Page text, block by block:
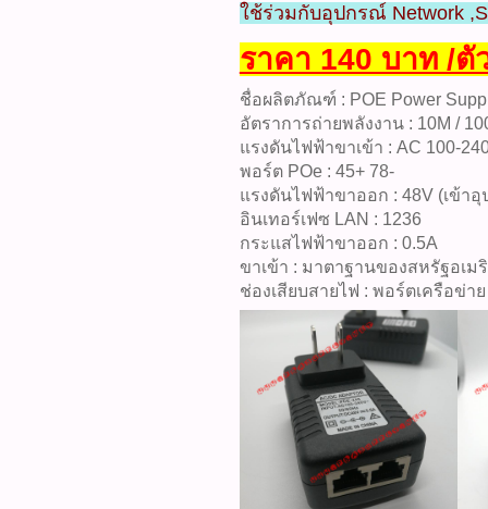
ใช้ร่วมกับอุปกรณ์ Network
ราคา 140 บาท /ตั
ชื่อผลิตภัณฑ์ : POE Power
อัตราการถ่ายพลังงาน : 10M /
แรงดันไฟฟ้าขาเข้า : AC 100-
พอร์ต POe : 45+ 78-
แรงดันไฟฟ้าขาออก : 48V (เข้า
อินเทอร์เฟซ LAN : 1236
กระแสไฟฟ้าขาออก : 0.5A
ขาเข้า : มาตาฐานของสหรัฐอเม
ช่องเสียบสายไฟ : พอร์ตเครือข่า